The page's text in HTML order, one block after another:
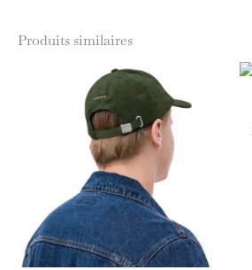
Produits similaires